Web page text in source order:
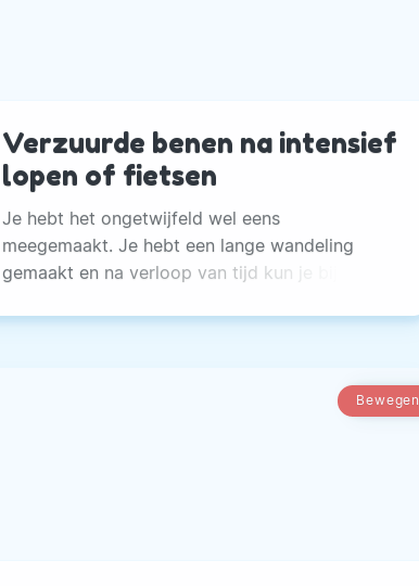
Verzuurde benen na intensief
lopen of fietsen
Je hebt het ongetwijfeld wel eens
meegemaakt. Je hebt een lange wandeling
gemaakt en na verloop van tijd kun je bijna
Bewegen